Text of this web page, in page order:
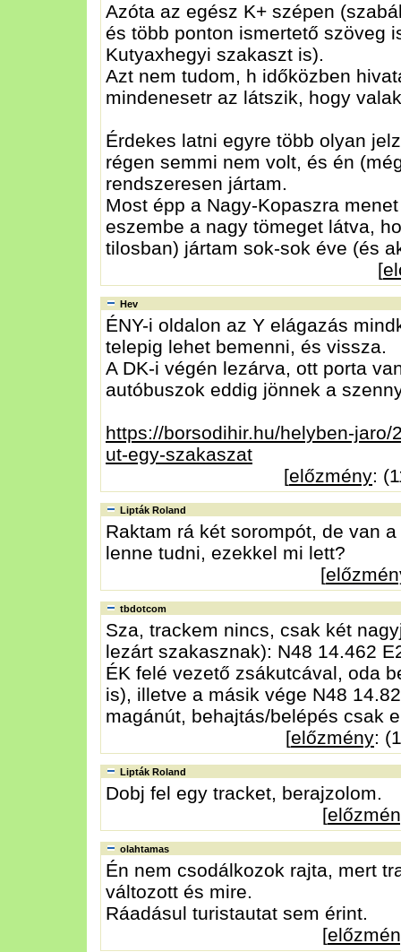
Azóta az egész K+ szépen
és több ponton ismertető szöveg
Kutyaxhegyi szakaszt is).
Azt nem tudom, h időközben
mindenesetr az látszik, hogy
Érdekes latni egyre több olyan
régen semmi nem volt, és én
rendszeresen jártam.
Most épp a Nagy-Kopaszra
eszembe a nagy tömeget látva,
tilosban) jártam sok-sok éve (és
[
Hev
ÉNY-i oldalon az Y elágazás
telepig lehet bemenni, és vissza.
A DK-i végén lezárva, ott porta
autóbuszok eddig jönnek a
https://borsodihir.hu/helyben-
ut-egy-szakaszat
[előzmény:
Lipták Roland
Raktam rá két sorompót, de van
lenne tudni, ezekkel mi lett?
[
tbdotcom
Sza, trackem nincs, csak két
lezárt szakasznak): N48 14.462
ÉK felé vezető zsákutcával, oda
is), illetve a másik vége N48
magánút, behajtás/belépés csak
[előzmény:
Lipták Roland
Dobj fel egy tracket, berajzolom.
[
olahtamas
Én nem csodálkozok rajta, mert
változott és mire.
Ráadásul turistautat sem érint.
[